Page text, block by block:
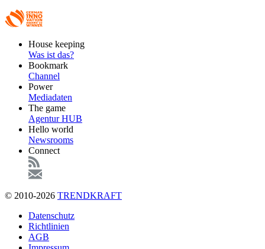
FooterHouse keeping
Was ist das?
Bookmark
Channel
Power
Mediadaten
The game
Agentur HUB
Hello world
Newsrooms
Connect
© 2010-2026 TRENDKRAFT
FußzeileDatenschutz
Richtlinien
AGB